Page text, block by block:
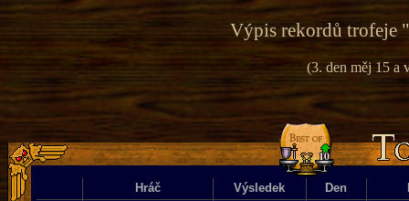
Výpis rekordů trofeje
(3. den měj 15 a
Hráč Výsledek Den